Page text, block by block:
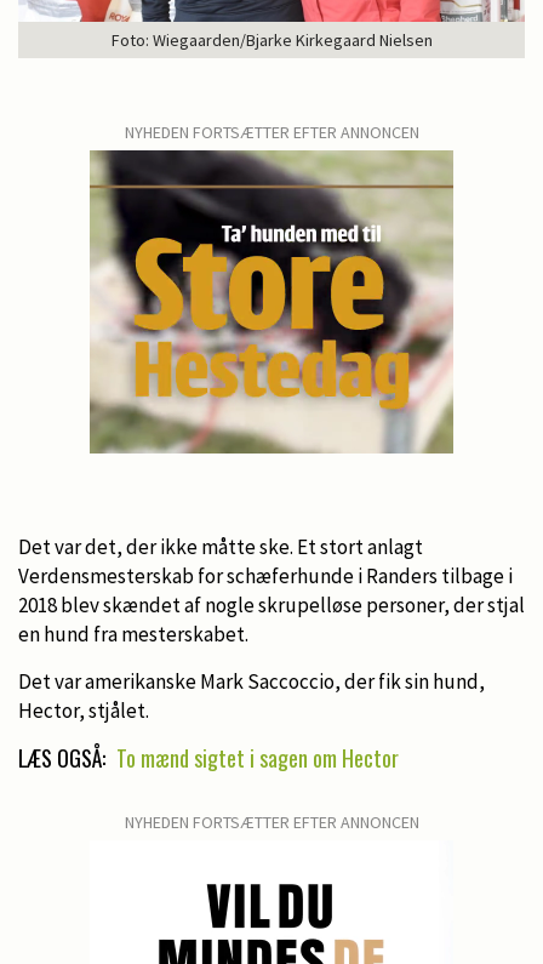
Foto: Wiegaarden/Bjarke Kirkegaard Nielsen
NYHEDEN FORTSÆTTER EFTER ANNONCEN
Det var det, der ikke måtte ske. Et stort anlagt
Verdensmesterskab for schæferhunde i Randers tilbage i
2018 blev skændet af nogle skrupelløse personer, der stjal
en hund fra mesterskabet.
Det var amerikanske Mark Saccoccio, der fik sin hund,
Hector, stjålet.
LÆS OGSÅ: To mænd sigtet i sagen om Hector
NYHEDEN FORTSÆTTER EFTER ANNONCEN